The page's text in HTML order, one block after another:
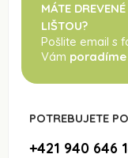
MÁTE
LIŠTOU?
Pošlite email s
Vám
POTREBUJETE
+421 940 646